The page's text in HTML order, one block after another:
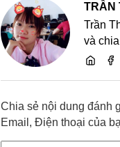
TRẦN
Trần
và
Chia sẻ nội dung đánh
Email, Điện thoại của